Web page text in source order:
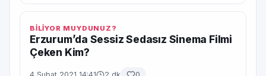
BİLİYOR MUYDUNUZ?
Erzurum’da Sessiz Sedasız Sinema Filmi
Çeken Kim?